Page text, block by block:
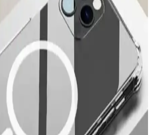
İçin 360 Derece Koruma
ve Seçim Rehberi
darbelere ve çiziklere karşı koruyan 360
dayanıklı malzemeler ve fonksiyonel
sağlar.
S24 Ultra için En İyi Koruyucu
ve Özellikleri
Ultra için çeşitli malzeme ve tasarımlarda
dayanıklılık, estetik ve fonksiyonellik
içeriyor.